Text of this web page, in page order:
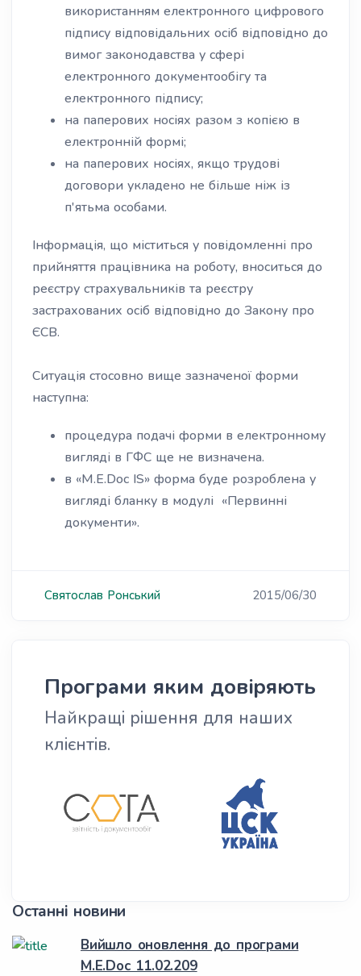
використанням електронного цифрового
підпису відповідальних осіб відповідно до
вимог законодавства у сфері
електронного документообігу та
електронного підпису;
на паперових носіях разом з копією в
електронній формі;
на паперових носіях, якщо трудові
договори укладено не більше ніж із
п'ятьма особами.
Інформація, що міститься у повідомленні про
прийняття працівника на роботу, вноситься до
реєстру страхувальників та реєстру
застрахованих осіб відповідно до Закону про
ЄСВ.
Ситуація стосовно вище зазначеної форми
наступна:
процедура подачі форми в електронному
вигляді в ГФС ще не визначена.
в «M.E.Doc IS» форма буде розроблена у
вигляді бланку в модулі «Первинні
документи».
Святослав Ронський 2015/06/30
Програми яким довіряють
Найкращі рішення для наших
клієнтів.
Останні новини
Вийшло оновлення до програми
M.E.Doc 11.02.209